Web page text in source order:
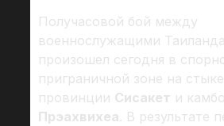
Получасовой бой между
военнослужащими
произошел сегодня в
приграничной зоне на
провинции Сисакет и
Прэахвихеа. В результате